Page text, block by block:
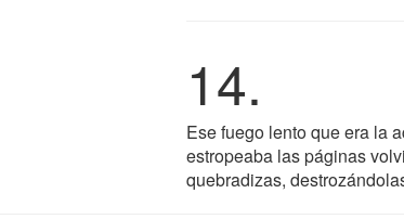
14.
Ese fuego lento que era la
estropeaba las páginas
quebradizas,